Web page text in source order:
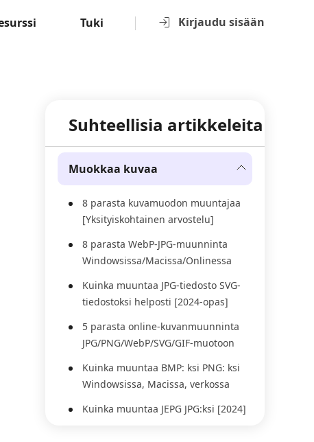
Kirjaudu sisään
Tuki
Suhteellisia artikkeleita
Muokkaa kuvaa
8 parasta kuvamuodon muuntajaa
[Yksityiskohtainen arvostelu]
8 parasta WebP-JPG-muunninta
Windowsissa/Macissa/Onlinessa
Kuinka muuntaa JPG-tiedosto SVG-
tiedostoksi helposti [2024-opas]
5 parasta online-kuvanmuunninta
JPG/PNG/WebP/SVG/GIF-muotoon
Kuinka muuntaa BMP: ksi PNG: ksi
Windowsissa, Macissa, verkossa
Kuinka muuntaa JEPG JPG:ksi [2024]